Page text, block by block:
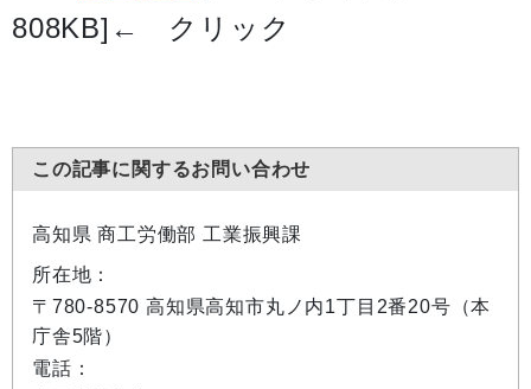
808KB] ← クリック
この記事に関するお問い合わせ
高知県 商工労働部 工業振興課
所在地：
〒780-8570 高知県高知市丸ノ内1丁目2番20号（本
庁舎5階）
電話：